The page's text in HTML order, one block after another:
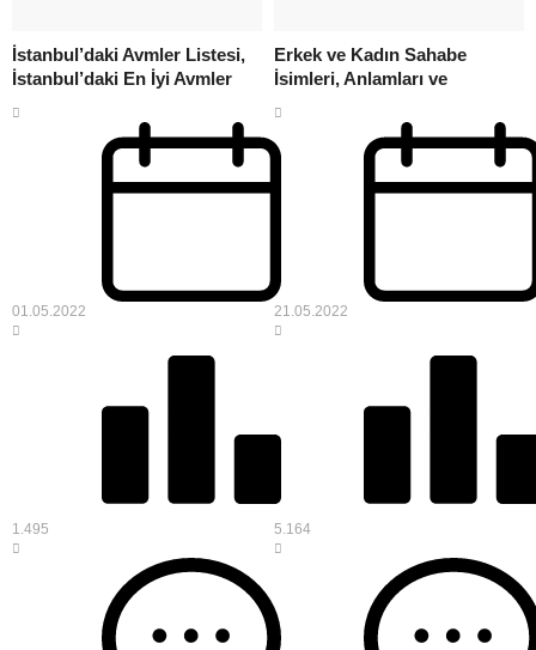
İstanbul’daki Avmler Listesi,
İstanbul’daki En İyi Avmler
01.05.2022
1.495
Erkek ve Kadın Sahabe
İsimleri, Anlamları ve
21.05.2022
5.164